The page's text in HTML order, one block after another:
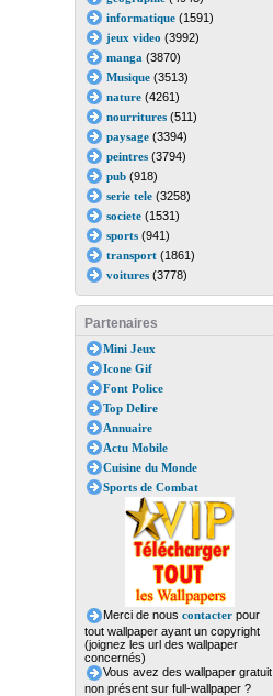
informatique(1591)
jeux video (3992)
manga (3870)
Musique(3513)
nature(4261)
nourritures(511)
paysage(3394)
peintres(3794)
pub(918)
serie tele(3258)
societe(1531)
sports(941)
transport(1861)
voitures(3778)
Partenaires
Mini Jeux
Icone Gif
Font Police
Top Delire
Annuaire
Actu Mobile
Cuisine du Monde
Sports de Combat
Merci de nous contacterpour
tout wallpaper ayant un copyright
(joignez les url des wallpaper
concernés)
Vous avez des wallpaper gratuit
non présent sur full-wallpaper ?